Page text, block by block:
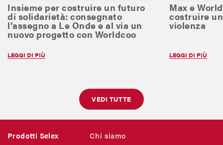
Insieme per costruire un futuro
di solidarietà: consegnato
l’assegno a Le Onde e al via un
nuovo progetto con Worldcoo
LEGGI DI PIÙ
Max e
costruire
violenza
LEGGI DI PIÙ
VEDI TUTTE
Prodotti Selex Chi siamo